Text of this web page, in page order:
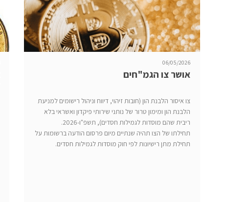
06/05/2026
אושר צו הגמ"חים
צו איסור הלבנת הון (חובות זיהוי, דיווח וניהול רישומים למניעת
הלבנת הון ומימון טרור של נותני שירותי פיקדון ואשראי בלא
ריבית שהם מוסדות לגמילות חסדים), תשפ"ו-2026.
תחילתו של הצו תהיה שנתיים מיום פרסום הודעה ברשומות על
תחילת מתן רישיונות לפי חוק מוסדות לגמילות חסדים.